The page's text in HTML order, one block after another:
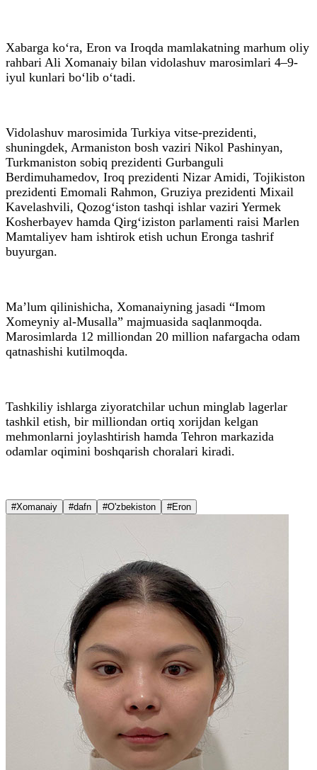
Xabarga ko‘ra, Eron va Iroqda mamlakatning marhum oliy
rahbari Ali Xomanaiy bilan vidolashuv marosimlari 4–9-
iyul kunlari bo‘lib o‘tadi.
Vidolashuv marosimida Turkiya vitse-prezidenti,
shuningdek, Armaniston bosh vaziri Nikol Pashinyan,
Turkmaniston sobiq prezidenti Gurbanguli
Berdimuhamedov, Iroq prezidenti Nizar Amidi, Tojikiston
prezidenti Emomali Rahmon, Gruziya prezidenti Mixail
Kavelashvili, Qozog‘iston tashqi ishlar vaziri Yermek
Kosherbayev hamda Qirg‘iziston parlamenti raisi Marlen
Mamtaliyev ham ishtirok etish uchun Eronga tashrif
buyurgan.
Ma’lum qilinishicha, Xomanaiyning jasadi “Imom
Xomeyniy al-Musalla” majmuasida saqlanmoqda.
Marosimlarda 12 milliondan 20 million nafargacha odam
qatnashishi kutilmoqda.
Tashkiliy ishlarga ziyoratchilar uchun minglab lagerlar
tashkil etish, bir milliondan ortiq xorijdan kelgan
mehmonlarni joylashtirish hamda Tehron markazida
odamlar oqimini boshqarish choralari kiradi.
#Xomanaiy #dafn #O'zbekiston #Eron